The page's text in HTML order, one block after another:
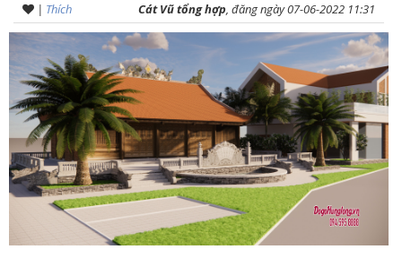
NỘI
THẤT
DỊCH
VỤ
TIN
TỨC
HỆ
| Thích Cát Vũ tổng hợp, đăng ngày 07-06-2022 11:31